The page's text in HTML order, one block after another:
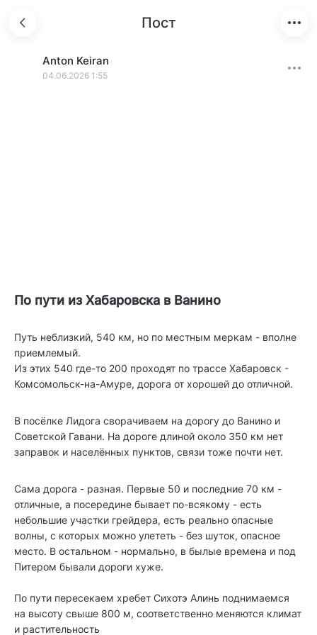
Пост
Anton Keiran
04.06.2026 1:55
По пути из Хабаровска в Ванино
Путь неблизкий, 540 км, но по местным меркам - вполне
приемлемый.
Из этих 540 где-то 200 проходят по трассе Хабаровск -
Комсомольск-на-Амуре, дорога от хорошей до отличной.
В посёлке Лидога сворачиваем на дорогу до Ванино и
Советской Гавани. На дороге длиной около 350 км нет
заправок и населённых пунктов, связи тоже почти нет.
Сама дорога - разная. Первые 50 и последние 70 км -
отличные, а посередине бывает по-всякому - есть
небольшие участки грейдера, есть реально опасные
волны, с которых можно улететь - без шуток, опасное
место. В остальном - нормально, в былые времена и под
Питером бывали дороги хуже.
По пути пересекаем хребет Сихотэ Алинь поднимаемся
на высоту свыше 800 м, соответственно меняются климат
и растительность